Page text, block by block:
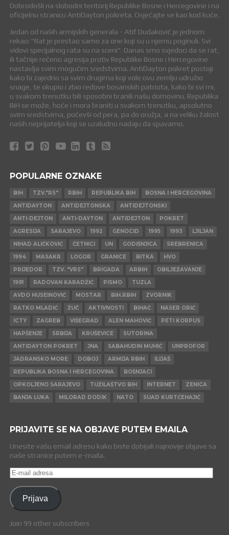
Dobrodošli na slobodni teritorij Republike Bosne i Hercegovine i na
oficijelnu stranicu AntiDayton pokreta. Osjećajte se kao kod kuće.
Jedan od naših armijskih generala - Atif Dudaković je jednom
rekao: "Rat je prestao samo za one koji su u njemu poginuli. Svi
vidovi specijalnog rata su na sceni". Danas smo svjedoci da se rat,
ili tačnije rečeno agresija protiv Republike Bosne i Hercegovine
nastavlja svim mogućim sredstvima. AntiDayton pokret postoji
kako bi zajedno sa svim drugima koji vole ovu zemlju udružio
snage, te okupio i zbio redove bosanskih patriota, kako bi svi mi,
u svakom trenutku bili sposobni branili našu domovinu. Republika
BiH se može, hoće i mora braniti u svakom trenutku, apsolutno
svim sredstvima, počevši od pera, pa do oružja, a na veliku žalost
naših neprijatelja koji se uzaludno nadaju da spavamo.
POPULARNE OZNAKE
BIH TZV."RS" RBIH REPUBLIKA BIH
BOSNA I HERCEGOVINA
ANTIDAYTON
ANTIDEJTONSKA
ANTIDEJTONSKI
ANTI-DEJTON
ANTI-DAYTON ANTIDEJTON
POKRET
AGRESIJA
SARAJEVO 1992 GENOCID 1995 1993
LJILJAN
NIHAD ALIČKOVIĆ
ČETNICI UN GODIŠNJICA
SREBRENICA
1994
MASAKR LOGOR GRANICE BITKA
HVO
PRIJEDOR
TZV. "VRS" BRIGADA ARBIH
OBILJEŽAVANJE
1991
RADOVAN KARADŽIĆ PISMO
TUZLA
AVDO HUSEINOVIĆ
MOSTAR BIH.RBIH
ZVORNIK
RATKO MLADIĆ
ŽUČ AKTIVNOSTI BIHAĆ
NASER ORIĆ
ICTY
ZAGREB VIŠEGRAD ALEN MAHOVIĆ
PETI KORPUS
HAPŠENJE
SRBIJA KRUŠEVICE
SUTORINA
ANTIDAYTON POKRET
JNA SABAHUDIN MUHIĆ
UNPROFOR
JADRANSKO MORE
DOBOJ ARMIJA RBIH
ILIJAŠ
REPUBLIKA BOSNA I HERCEGOVINA
BOŠNJACI
OPKOLJENO SARAJEVO
TUŽILAŠTVO BIH INTERNET
ZENICA
BANJA LUKA
MILORAD DODIK NATO SUAD KURTĆEHAJIĆ
PRIJAVITE SE NA OBJAVE PUTEM EMAILA
Unesite vašu email adresu kako biste dobijali najnovije objave sa
naše stranice putem e-maila.
E-
mail
adresa
Prijava
Join 99 other subscribers